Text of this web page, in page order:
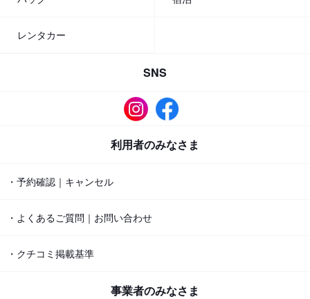
レンタカー
SNS
利用者のみなさま
・予約確認｜キャンセル
・よくあるご質問｜お問い合わせ
・クチコミ掲載基準
事業者のみなさま